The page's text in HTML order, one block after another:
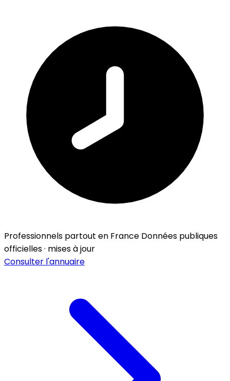
Professionnels partout en France Données publiques
officielles · mises à jour
Consulter l'annuaire